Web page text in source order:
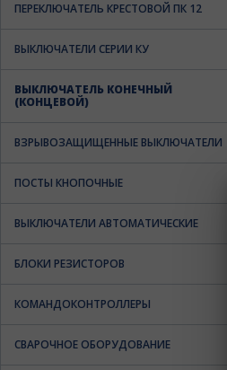
ПЕРЕКЛЮЧАТЕЛЬ КРЕСТОВОЙ ПК 12
ВЫКЛЮЧАТЕЛИ СЕРИИ КУ
ВЫКЛЮЧАТЕЛЬ КОНЕЧНЫЙ
(КОНЦЕВОЙ)
ВЗРЫВОЗАЩИЩЕННЫЕ ВЫКЛЮЧАТЕЛИ
ПОСТЫ КНОПОЧНЫЕ
ВЫКЛЮЧАТЕЛИ АВТОМАТИЧЕСКИЕ
БЛОКИ РЕЗИСТОРОВ
КОМАНДОКОНТРОЛЛЕРЫ
СВАРОЧНОЕ ОБОРУДОВАНИЕ